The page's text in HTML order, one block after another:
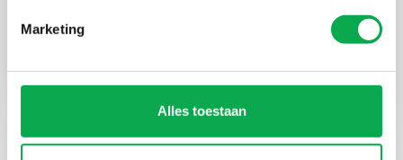
Marketing
Alles toestaan
Ceiling frames with Ayous look
for De Corridor shopping centre